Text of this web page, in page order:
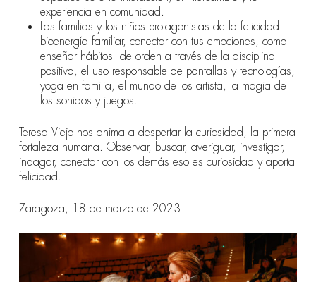
experiencia en comunidad.
Las familias y los niños protagonistas de la felicidad:
bioenergía familiar, conectar con tus emociones, como
enseñar hábitos de orden a través de la disciplina
positiva, el uso responsable de pantallas y tecnologías,
yoga en familia, el mundo de los artista, la magia de
los sonidos y juegos.
Teresa Viejo nos anima a despertar la curiosidad, la primera
fortaleza humana. Observar, buscar, averiguar, investigar,
indagar, conectar con los demás eso es curiosidad y aporta
felicidad.
Zaragoza, 18 de marzo de 2023